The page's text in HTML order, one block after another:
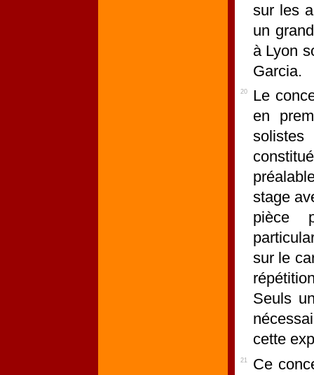
sur les
un
à Lyon
Garcia.
20
Le
en
stage
pièce
sur le
Seuls
cette
21
Ce